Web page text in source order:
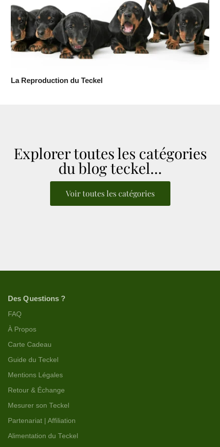
La Reproduction du Teckel
Explorer toutes les catégories
du blog teckel...
Voir toutes les catégories
Des Questions ?
FAQ
À Propos
Carte Cadeau
Guide du Teckel
Mentions Légales
Retour & Échange
Mesurer son Teckel
Partenariat | Affiliation
Alimentation du Teckel